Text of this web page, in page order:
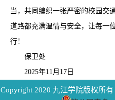
当，共同编织一张严密的校园交
道路都充满温情与安全，让每一
行！
保卫处
2025年11月17日
Copyright 2020 九江学院版权所有